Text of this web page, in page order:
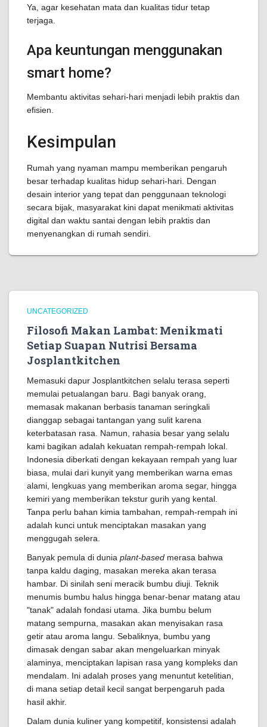
Ya, agar kesehatan mata dan kualitas tidur tetap
terjaga.
Apa keuntungan menggunakan
smart home?
Membantu aktivitas sehari-hari menjadi lebih praktis dan
efisien.
Kesimpulan
Rumah yang nyaman mampu memberikan pengaruh
besar terhadap kualitas hidup sehari-hari. Dengan
desain interior yang tepat dan penggunaan teknologi
secara bijak, masyarakat kini dapat menikmati aktivitas
digital dan waktu santai dengan lebih praktis dan
menyenangkan di rumah sendiri.
UNCATEGORIZED
Filosofi Makan Lambat: Menikmati
Setiap Suapan Nutrisi Bersama
Josplantkitchen
Memasuki dapur Josplantkitchen selalu terasa seperti
memulai petualangan baru. Bagi banyak orang,
memasak makanan berbasis tanaman seringkali
dianggap sebagai tantangan yang sulit karena
keterbatasan rasa. Namun, rahasia besar yang selalu
kami bagikan adalah kekuatan rempah-rempah lokal.
Indonesia diberkati dengan kekayaan rempah yang luar
biasa, mulai dari kunyit yang memberikan warna emas
alami, lengkuas yang memberikan aroma segar, hingga
kemiri yang memberikan tekstur gurih yang kental.
Tanpa perlu bahan kimia tambahan, rempah-rempah ini
adalah kunci untuk menciptakan masakan yang
menggugah selera.
Banyak pemula di dunia plant-based merasa bahwa
tanpa kaldu daging, masakan mereka akan terasa
hambar. Di sinilah seni meracik bumbu diuji. Teknik
menumis bumbu halus hingga benar-benar matang atau
"tanak" adalah fondasi utama. Jika bumbu belum
matang sempurna, masakan akan menyisakan rasa
getir atau aroma langu. Sebaliknya, bumbu yang
dimasak dengan sabar akan mengeluarkan minyak
alaminya, menciptakan lapisan rasa yang kompleks dan
mendalam. Ini adalah proses yang menuntut ketelitian,
di mana setiap detail kecil sangat berpengaruh pada
hasil akhir.
Dalam dunia kuliner yang kompetitif, konsistensi adalah